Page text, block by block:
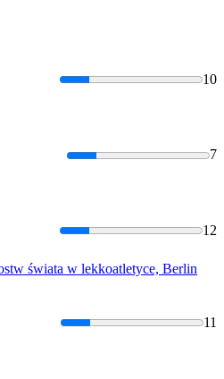
10
7
12
świata w lekkoatletyce, Berlin
11